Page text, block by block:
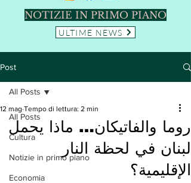
NOTIZIE IN PRIMO PIANO
ULTIME NEWS
Post
All Posts
Cultura
Notizie in primo piano
Economia
All Posts
روما والفاتيكان… ماذا يحمل
لبنان في لحظة النار
الإقليمية؟
12 mag Tempo di lettura: 2 min